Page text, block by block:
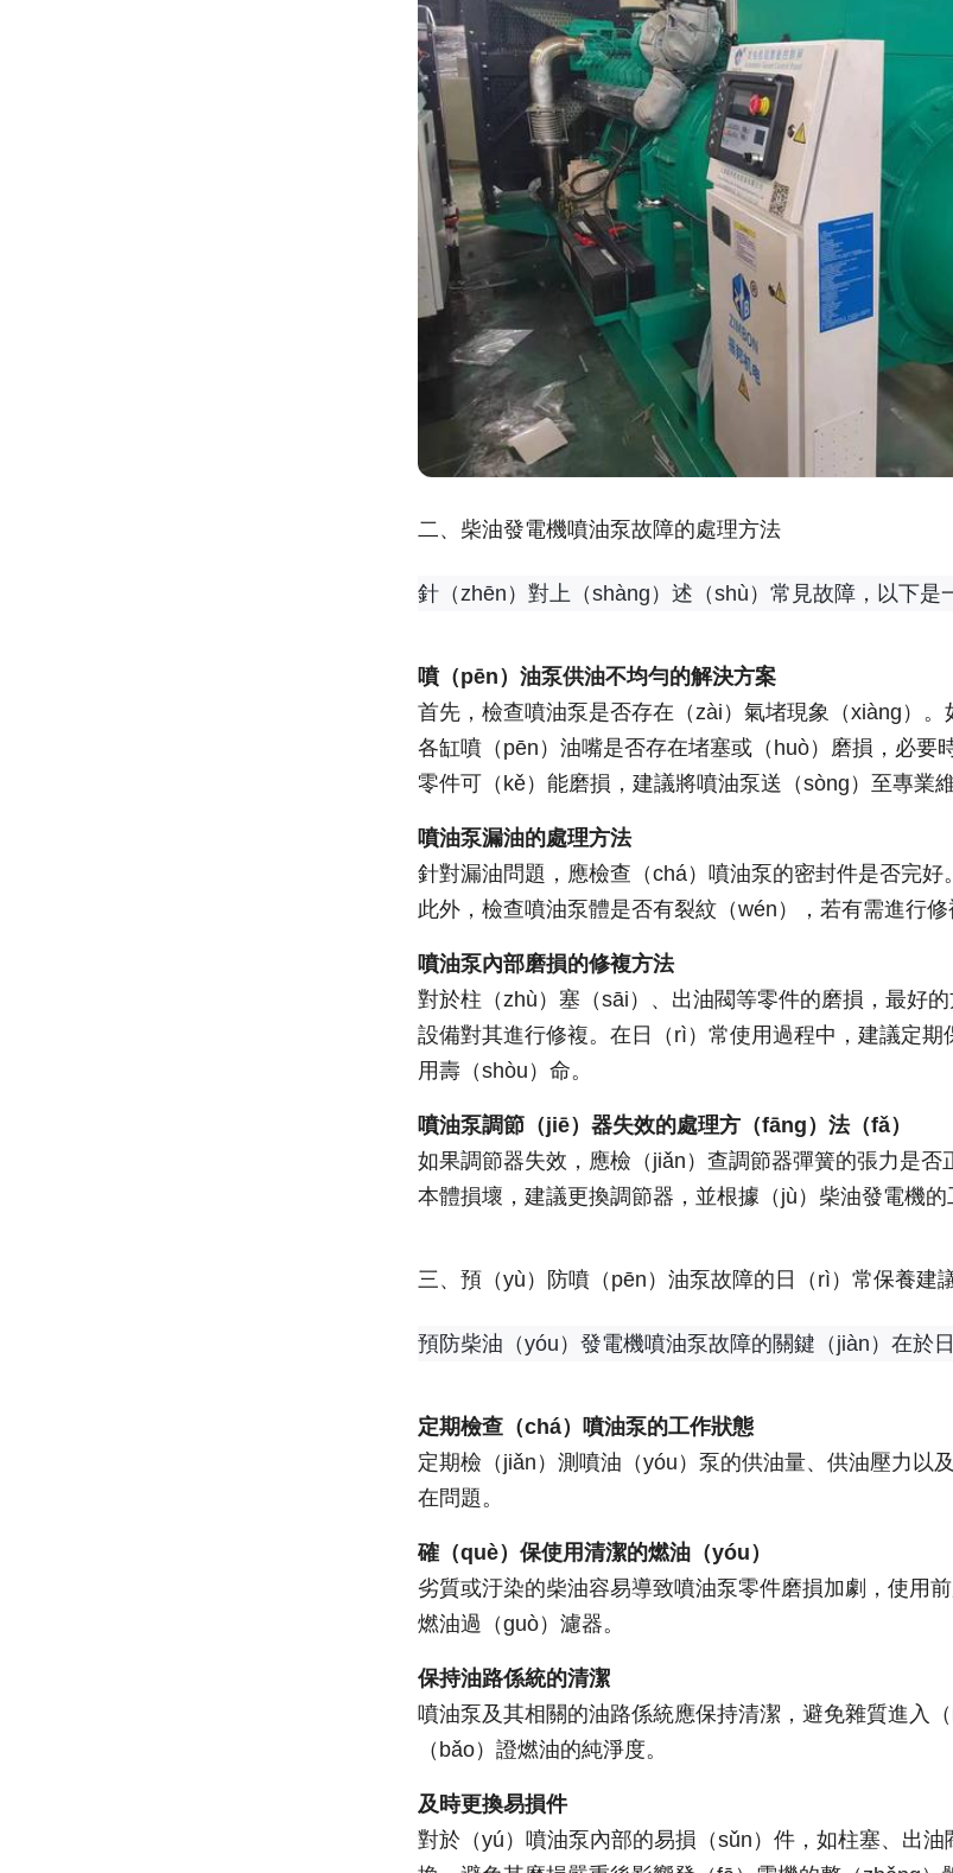
二、柴油發電機噴油泵故障的處理方法
針（zhēn）對上（shàng）述（shù）常見故障，以下是
噴（pēn）油泵供油不均勻的解決方案
首先，檢查噴油泵是否存在（zài）氣堵現象（xiàng）
各缸噴（pēn）油嘴是否存在堵塞或（huò）磨損，必
零件可（kě）能磨損，建議將噴油泵送（sòng）至專業
噴油泵漏油的處理方法
針對漏油問題，應檢查（chá）噴油泵的密封件是否完
此外，檢查噴油泵體是否有裂紋（wén），若有需進行
噴油泵內部磨損的修複方法
對於柱（zhù）塞（sāi）、出油閥等零件的磨損，最好
設備對其進行修複。在日（rì）常使用過程中，建議定
用壽（shòu）命。
噴油泵調節（jiē）器失效的處理方（fāng）法（fǎ）
如果調節器失效，應檢（jiǎn）查調節器彈簧的張力是
本體損壞，建議更換調節器，並根據（jù）柴油發電機的
三、預（yù）防噴（pēn）油泵故障的日（rì）常保養建
預防柴油（yóu）發電機噴油泵故障的關鍵（jiàn）在於
定期檢查（chá）噴油泵的工作狀態
定期檢（jiǎn）測噴油（yóu）泵的供油量、供油壓力以
在問題。
確（què）保使用清潔的燃油（yóu）
劣質或汙染的柴油容易導致噴油泵零件磨損加劇，使用
燃油過（guò）濾器。
保持油路係統的清潔
噴油泵及其相關的油路係統應保持清潔，避免雜質進入
（bǎo）證燃油的純淨度。
及時更換易損件
對於（yú）噴油泵內部的易損（sǔn）件，如柱塞、出